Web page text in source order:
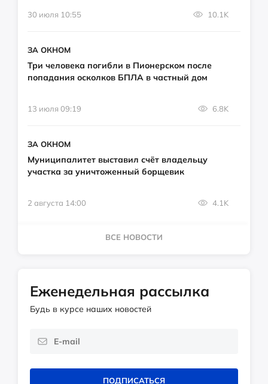
30 июля 10:55 10.1K
ЗА ОКНОМ
Три человека погибли в Пионерском после
попадания осколков БПЛА в частный дом
13 июля 09:19 6.8K
ЗА ОКНОМ
Муниципалитет выставил счёт владельцу
участка за уничтоженный борщевик
2 августа 14:00 4.1K
ВСЕ НОВОСТИ
Еженедельная рассылка
Будь в курсе наших новостей
ПОДПИСАТЬСЯ